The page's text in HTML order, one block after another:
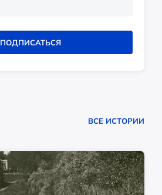
ПОДПИСАТЬСЯ
ВСЕ ИСТОРИИ